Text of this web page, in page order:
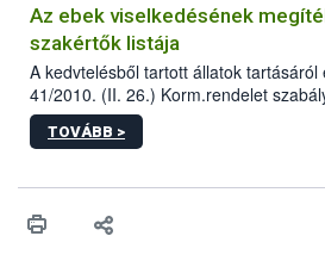
Az ebek viselkedésének
szakértők listája
A kedvtelésből tartott állatok
41/2010. (II. 26.) Korm.rendelet
sérülés, illetve ennek veszélye
hatósági feladatokat, valamint a
vonni az ebek viselkedésének
TOVÁBB >